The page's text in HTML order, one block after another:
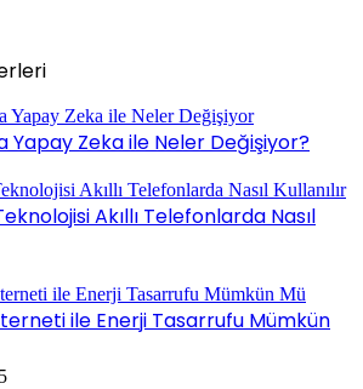
Yapay Zeka ile Neler Değişiyor?
Akıllı Telefonlarda Nasıl
ile Enerji Tasarrufu Mümkün